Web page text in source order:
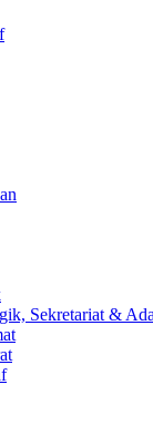
Sekretariat &